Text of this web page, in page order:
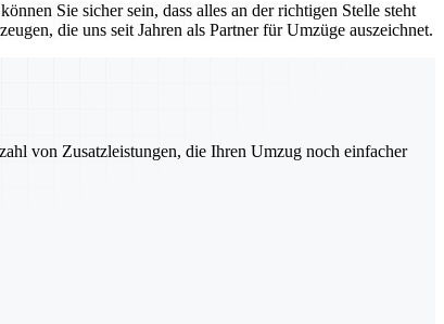
Sie sicher sein, dass alles an der richtigen Stelle steht
die uns seit Jahren als Partner für Umzüge auszeichnet.
von Zusatzleistungen, die Ihren Umzug noch einfacher